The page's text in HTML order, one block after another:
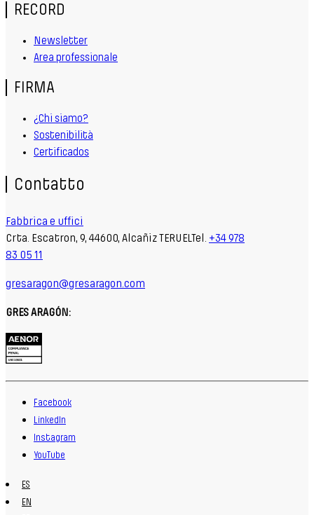
RECORD
Newsletter
Area professionale
FIRMA
¿Chi siamo?
Sostenibilità
Certificados
Contatto
Fabbrica e uffici
Crta. Escatron, 9, 44600, Alcañiz TERUELTel. +34 978
83 05 11
gresaragon@gresaragon.com
GRES ARAGÓN:
Facebook
LinkedIn
Instagram
YouTube
ES
EN